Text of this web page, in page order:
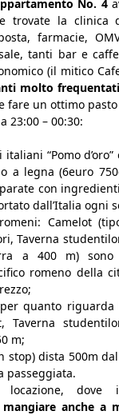
No. 4
trovate la clinica
farmacie,
tanti bar e
(il mitico
molto
fare un ottimo
23:00 – 00:30:
“Pomo d’oro”
a legna (6euro
con
dall’Italia ogni
Camelot (
Taverna
a 400 m)
romeno della
quanto riguarda
Taverna
m;
stop) dista 500m
passeggiata.
dove
anche a